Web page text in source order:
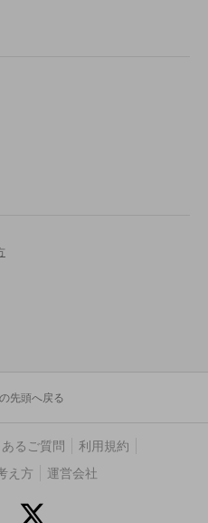
先頭へ戻る
あるご質問
利用規約
え方
運営会社